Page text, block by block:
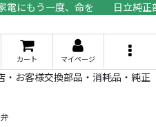
電にもう一度、命を
日立純
カート マイページ
お客様交換部品・消耗品・純正